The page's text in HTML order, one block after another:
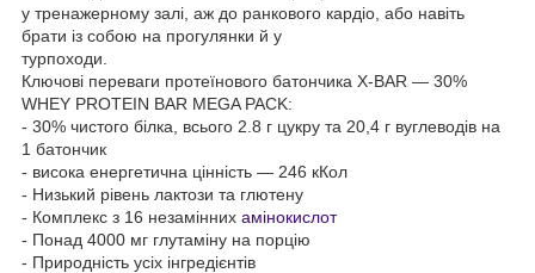
у тренажерному залі, аж до ранкового кардіо, або навіть
брати із собою на прогулянки й у
турпоходи.
Ключові переваги протеїнового батончика X-BAR — 30%
WHEY PROTEIN BAR MEGA PACK:
- 30% чистого білка, всього 2.8 г цукру та 20,4 г вуглеводів на
1 батончик
- висока енергетична цінність — 246 кКол
- Низький рівень лактози та глютену
- Комплекс з 16 незамінних амінокислот
- Понад 4000 мг глутаміну на порцію
- Природність усіх інгредієнтів